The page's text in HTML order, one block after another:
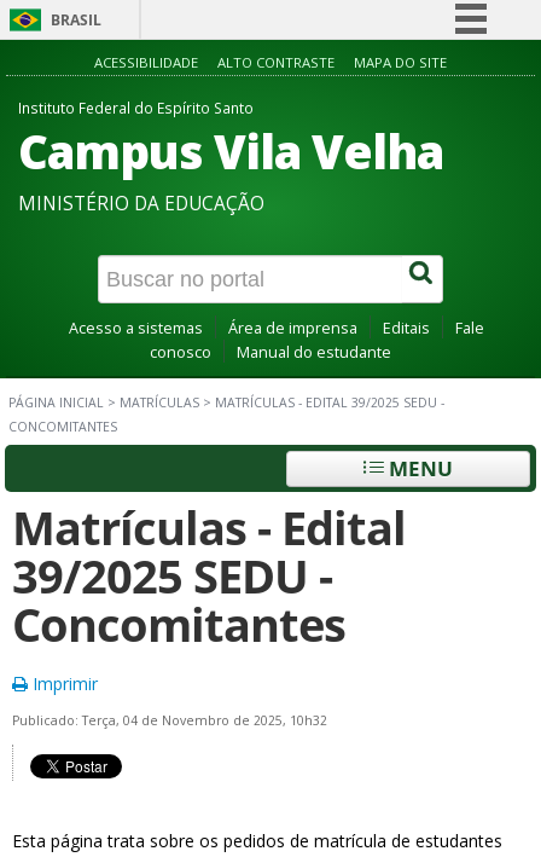
BRASIL
Simplifique!
Participe
Acesso à informação
Canais
ACESSIBILIDADE ALTO CONTRASTE MAPA DO SITE
Instituto Federal do Espírito Santo
Campus Vila Velha
MINISTÉRIO DA EDUCAÇÃO
Acesso a sistemas Área de imprensa Editais
Fale
conosco
Manual do estudante
PÁGINA INICIAL > MATRÍCULAS > MATRÍCULAS - EDITAL 39/2025 SEDU -
CONCOMITANTES
MENU
Matrículas - Edital
39/2025 SEDU -
Concomitantes
Imprimir
Publicado: Terça, 04 de Novembro de 2025, 10h32
Esta página trata sobre os pedidos de matrícula de estudantes